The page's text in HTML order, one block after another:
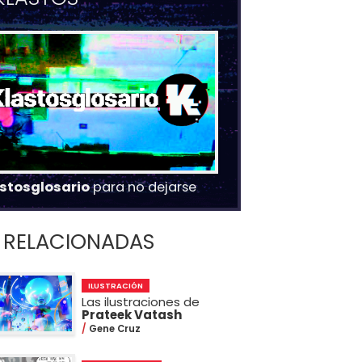
para no dejarse
RELACIONADAS
ILUSTRACIÓN
Las ilustraciones de
Prateek Vatash
Gene Cruz